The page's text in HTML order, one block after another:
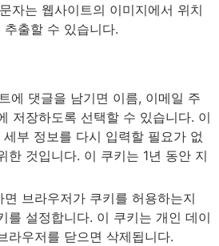
자는 웹사이트의 이미지에서 위치
출할 수 있습니다.
에 댓글을 남기면 이름, 이메일 주
저장하도록 선택할 수 있습니다. 이
부 정보를 다시 입력할 필요가 없
한 것입니다. 이 쿠키는 1년 동안 지
브라우저가 쿠키를 허용하는지
를 설정합니다. 이 쿠키는 개인 데이
라우저를 닫으면 삭제됩니다.